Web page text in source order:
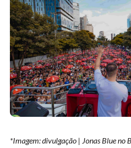
*Imagem: divulgação | Jonas Blue no